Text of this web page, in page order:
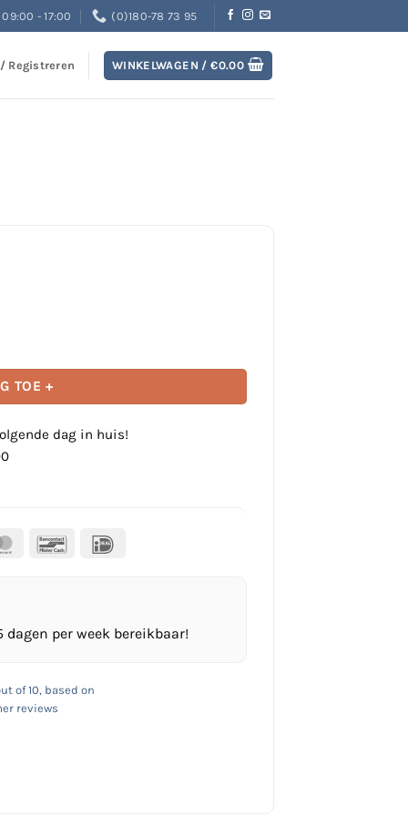
09:00 - 17:00 (0)180-78 73 95
Registreren WINKELWAGEN /€0.00
TOE +
dag in huis!
MasterCardBancontact
per week bereikbaar!
of 10, based on
reviews